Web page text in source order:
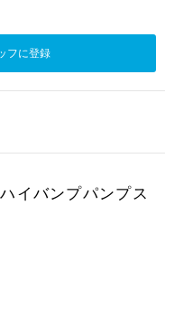
フに登録
イバンプパンプス